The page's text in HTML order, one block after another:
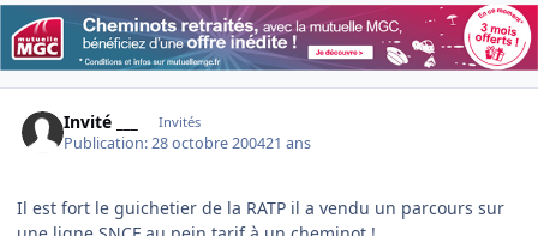
Invité ___ Invités
Publication:28 octobre 200421 ans
Il est fort le guichetier de la RATP il a vendu un parcours sur